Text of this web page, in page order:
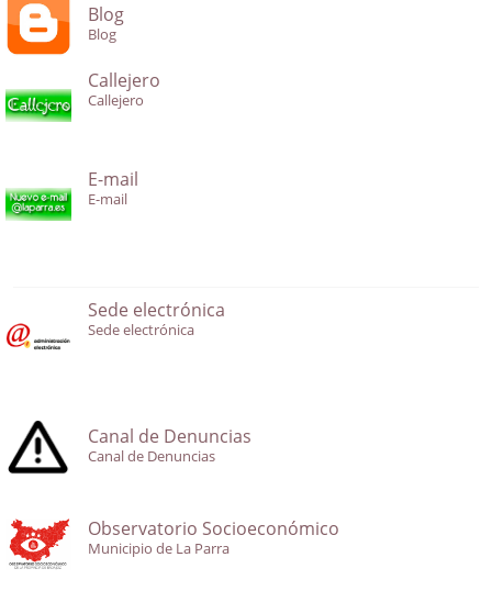
Blog
Blog
Callejero
Callejero
E-mail
E-mail
Sede electrónica
Sede electrónica
Canal de Denuncias
Canal de Denuncias
Observatorio Socioeconómico
Municipio de La Parra